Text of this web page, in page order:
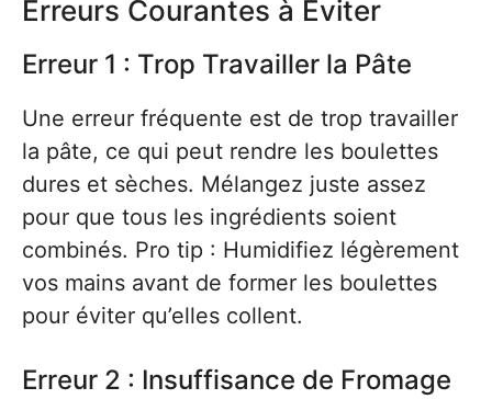
Erreurs Courantes à Éviter
Erreur 1 : Trop Travailler la Pâte
Une erreur fréquente est de trop travailler
la pâte, ce qui peut rendre les boulettes
dures et sèches. Mélangez juste assez
pour que tous les ingrédients soient
combinés. Pro tip : Humidifiez légèrement
vos mains avant de former les boulettes
pour éviter qu’elles collent.
Erreur 2 : Insuffisance de Fromage